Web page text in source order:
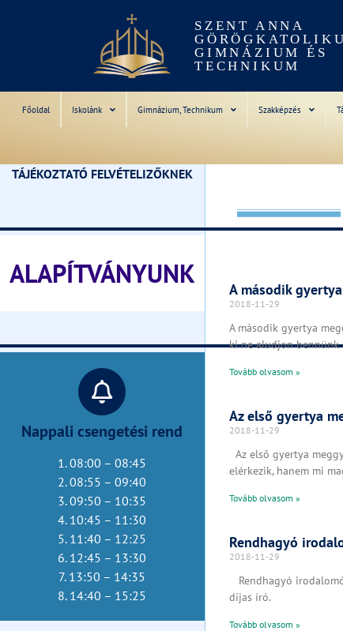
SZENT ANNA
GIMNÁZIUM ÉS
TECHNIKUM
Főoldal Iskolánk Gimnázium, Technikum Szakképzés
TÁJÉKOZTATÓ FELVÉTELIZŐKNEK
ALAPÍTVÁNYUNK
Nappali csengetési rend
1. 08:00 – 08:45
2. 08:55 – 09:40
3. 09:50 – 10:35
4. 10:45 – 11:30
5. 11:40 – 12:25
6. 12:45 – 13:30
7. 13:50 – 14:35
8. 14:40 – 15:25
A második
2018-11-29
A második gyertya
ki ne aludjon bennünk
Tovább olvasom »
Az első gyertya
2018-11-29
Az első gyertya
elérkezik, hanem mi
Tovább olvasom »
Rendhagyó
2018-11-29
Rendhagyó
díjas író.
Tovább olvasom »